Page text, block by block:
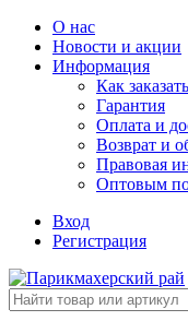
О нас
Новости и акции
Информация
Как
Гарантия
Оплата и
Возврат и
Правовая
Оптовым
Вход
Регистрация